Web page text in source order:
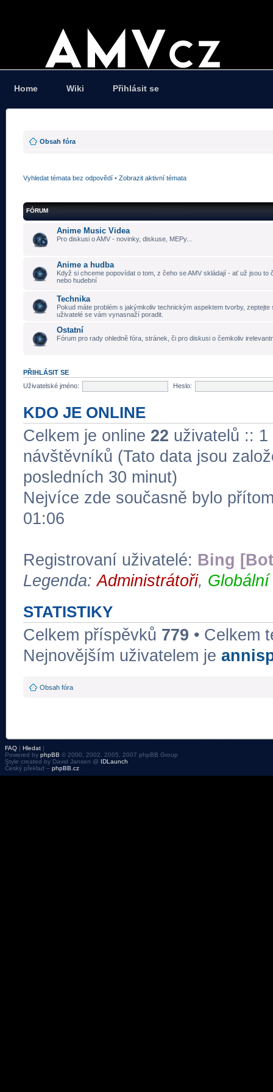
Home Wiki Přihlásit se
Obsah fóra
Vyhledat témata bez odpovědí • Zobrazit aktivní témata
FÓRUM
Anime Music Videa
Pro diskusi o AMV - novinky, diskuse, MEPy...
Anime a hudba
Když si chceme popovídat o tom, z čeho se AMV skládají - ať už jsou to
nebo hudební
Technika
Pokud máte problém s jakýmkoliv technickým aspektem tvorby, zeptejte
uživatelé se vám vynasnaží poradit.
Ostatní
Fórum pro rady ohledně fóra, stránek, či pro diskusi o čemkoliv
PŘIHLÁSIT SE
Uživatelské jméno:
Heslo:
KDO JE ONLINE
Celkem je online 22 uživatelů ::
návštěvníků (Tato data jsou
posledních 30 minut)
Nejvíce zde současně bylo
01:06
Registrovaní uživatelé: Bing
Legenda:Administrátoři,
STATISTIKY
Celkem příspěvků 779 • Celkem
Nejnovějším uživatelem je
Obsah fóra
FAQ | Hledat |
Powered by phpBB © 2000, 2002, 2005, 2007 phpBB Group
Style created by David Jansen @ IDLaunch
Český překlad – phpBB.cz